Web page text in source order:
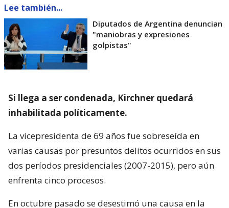
Lee también...
Diputados de Argentina denuncian
"maniobras y expresiones
golpistas"
Si llega a ser condenada, Kirchner quedará
inhabilitada políticamente.
La vicepresidenta de 69 años fue sobreseída en
varias causas por presuntos delitos ocurridos en sus
dos períodos presidenciales (2007-2015), pero aún
enfrenta cinco procesos.
En octubre pasado se desestimó una causa en la